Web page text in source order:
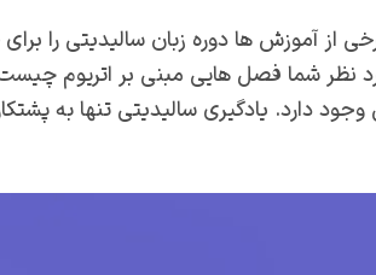
از آموزش ها دوره زبان سالیدیتی را
نظر شما فصل هایی مبنی بر اتریوم
دارد. یادگیری سالیدیتی تنها به